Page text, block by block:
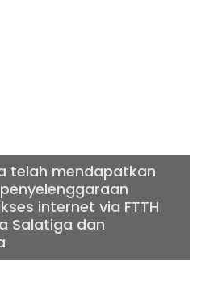
telah mendapatkan
internet via FTTH
Salatiga dan